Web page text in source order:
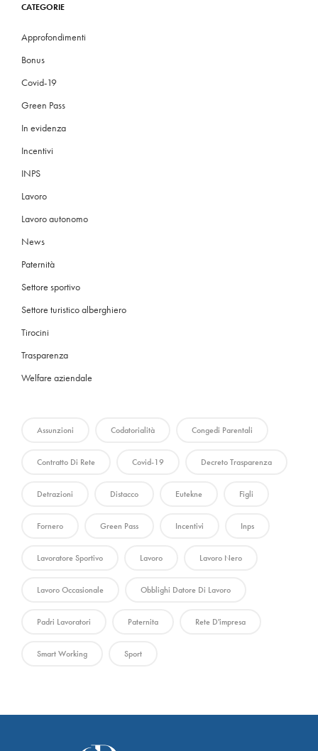
CATEGORIE
Approfondimenti
Bonus
Covid-19
Green Pass
In evidenza
Incentivi
INPS
Lavoro
Lavoro autonomo
News
Paternità
Settore sportivo
Settore turistico alberghiero
Tirocini
Trasparenza
Welfare aziendale
Assunzioni Codatorialità Congedi Parentali
Contratto Di Rete Covid-19 Decreto Trasparenza
Detrazioni Distacco Eutekne Figli
Fornero Green Pass Incentivi Inps
Lavoratore Sportivo Lavoro Lavoro Nero
Lavoro Occasionale Obblighi Datore Di Lavoro
Padri Lavoratori Paternita Rete D'impresa
Smart Working Sport